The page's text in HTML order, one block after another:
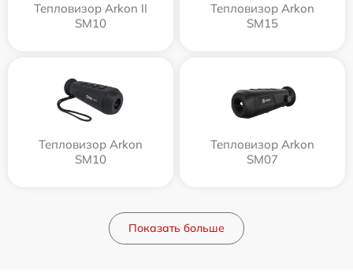
Тепловизор Arkon II
SM10
Тепловизор Arkon
SM15
Тепловизор Arkon
SM10
Тепловизор Arkon
SM07
Показать больше